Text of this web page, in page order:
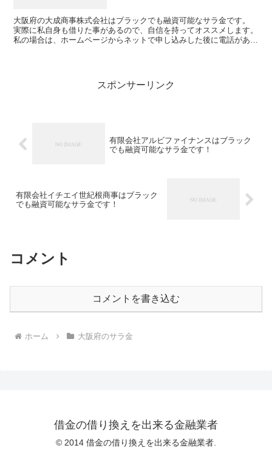
大阪府の大成商事株式会社はブラックでも融資可能なサラ金です。
実際に私自身も借りた事があるので、自信を持ってオススメします。
私の場合は、ホームページからネットで申し込みした後に電話があ
スポンサーリンク
有限会社アルビファイナンスはブラック
でも融資可能なサラ金です！
有限会社イチエイ世紀根商事はブラック
でも融資可能なサラ金です！
コメント
コメントを書き込む
ホーム 大阪府のサラ金
借金の借り換えを出来る金融業者
© 2014 借金の借り換えを出来る金融業者.